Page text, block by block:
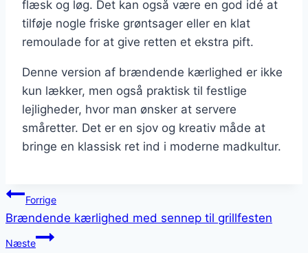
flæsk og løg. Det kan også være en god idé at
tilføje nogle friske grøntsager eller en klat
remoulade for at give retten et ekstra pift.
Denne version af brændende kærlighed er ikke
kun lækker, men også praktisk til festlige
lejligheder, hvor man ønsker at servere
småretter. Det er en sjov og kreativ måde at
bringe en klassisk ret ind i moderne madkultur.
Indlægsnavigation
Forrige
Brændende kærlighed med sennep til grillfesten
Næste